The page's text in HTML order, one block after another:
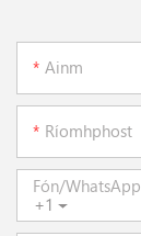
Ainm
Ríomhphost
+1
Fón/whatsApp